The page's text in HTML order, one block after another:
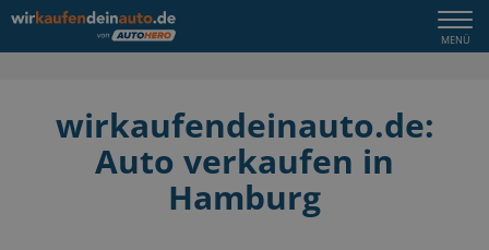
MENÜ
wirkaufendeinauto.de:
Auto verkaufen in
Hamburg